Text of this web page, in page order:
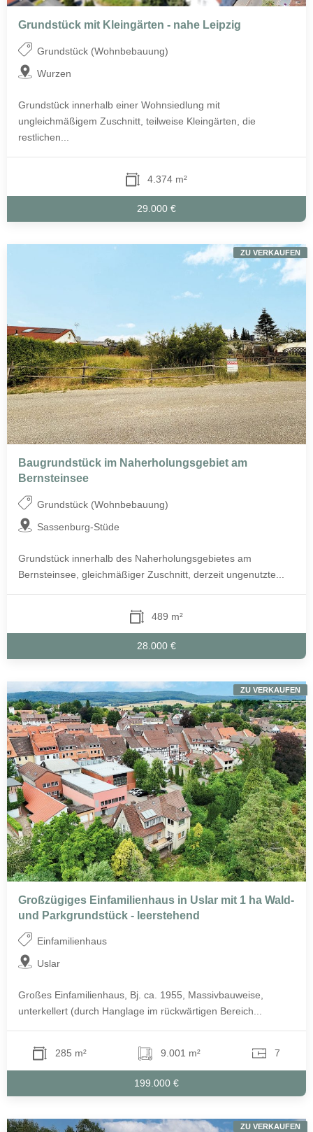
Grundstück mit Kleingärten - nahe Leipzig
Grundstück (Wohnbebauung)
Wurzen
Grundstück innerhalb einer Wohnsiedlung mit
ungleichmäßigem Zuschnitt, teilweise Kleingärten, die
restlichen...
4.374 m²
29.000 €
Baugrundstück im Naherholungsgebiet am
Bernsteinsee
Grundstück (Wohnbebauung)
Sassenburg-Stüde
Grundstück innerhalb des Naherholungsgebietes am
Bernsteinsee, gleichmäßiger Zuschnitt, derzeit ungenutzte...
489 m²
28.000 €
ZU VERKAUFEN
Großzügiges Einfamilienhaus in Uslar mit 1 ha Wald-
und Parkgrundstück - leerstehend
Einfamilienhaus
Uslar
Großes Einfamilienhaus, Bj. ca. 1955, Massivbauweise,
unterkellert (durch Hanglage im rückwärtigen Bereich...
285 m² 9.001 m² 7
199.000 €
ZU VERKAUFEN
ZU VERKAUFEN